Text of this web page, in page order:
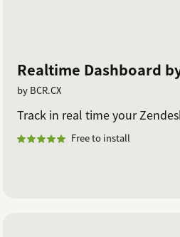
Realtime Dashboard
by BCR.CX
Track in real time your
Free to install